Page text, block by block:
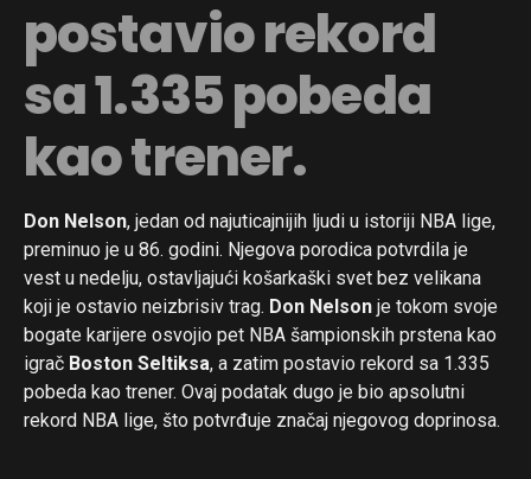
postavio rekord
sa 1.335 pobeda
kao trener.
Don Nelson, jedan od najuticajnijih ljudi u istoriji NBA lige,
preminuo je u 86. godini. Njegova porodica potvrdila je
vest u nedelju, ostavljajući košarkaški svet bez velikana
koji je ostavio neizbrisiv trag. Don Nelson je tokom svoje
bogate karijere osvojio pet NBA šampionskih prstena kao
igrač Boston Seltiksa, a zatim postavio rekord sa 1.335
pobeda kao trener. Ovaj podatak dugo je bio apsolutni
rekord NBA lige, što potvrđuje značaj njegovog doprinosa.